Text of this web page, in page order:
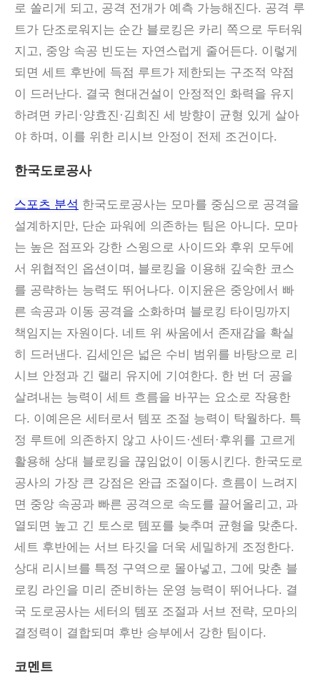
로 쏠리게 되고, 공격 전개가 예측 가능해진다. 공격 루
트가 단조로워지는 순간 블로킹은 카리 쪽으로 두터워
지고, 중앙 속공 빈도는 자연스럽게 줄어든다. 이렇게
되면 세트 후반에 득점 루트가 제한되는 구조적 약점
이 드러난다. 결국 현대건설이 안정적인 화력을 유지
하려면 카리·양효진·김희진 세 방향이 균형 있게 살아
야 하며, 이를 위한 리시브 안정이 전제 조건이다.
한국도로공사
스포츠 분석 한국도로공사는 모마를 중심으로 공격을
설계하지만, 단순 파워에 의존하는 팀은 아니다. 모마
는 높은 점프와 강한 스윙으로 사이드와 후위 모두에
서 위협적인 옵션이며, 블로킹을 이용해 깊숙한 코스
를 공략하는 능력도 뛰어나다. 이지윤은 중앙에서 빠
른 속공과 이동 공격을 소화하며 블로킹 타이밍까지
책임지는 자원이다. 네트 위 싸움에서 존재감을 확실
히 드러낸다. 김세인은 넓은 수비 범위를 바탕으로 리
시브 안정과 긴 랠리 유지에 기여한다. 한 번 더 공을
살려내는 능력이 세트 흐름을 바꾸는 요소로 작용한
다. 이예은은 세터로서 템포 조절 능력이 탁월하다. 특
정 루트에 의존하지 않고 사이드·센터·후위를 고르게
활용해 상대 블로킹을 끊임없이 이동시킨다. 한국도로
공사의 가장 큰 강점은 완급 조절이다. 흐름이 느려지
면 중앙 속공과 빠른 공격으로 속도를 끌어올리고, 과
열되면 높고 긴 토스로 템포를 늦추며 균형을 맞춘다.
세트 후반에는 서브 타깃을 더욱 세밀하게 조정한다.
상대 리시브를 특정 구역으로 몰아넣고, 그에 맞춘 블
로킹 라인을 미리 준비하는 운영 능력이 뛰어나다. 결
국 도로공사는 세터의 템포 조절과 서브 전략, 모마의
결정력이 결합되며 후반 승부에서 강한 팀이다.
코멘트